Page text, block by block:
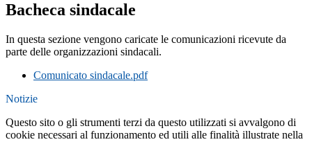
Bacheca sindacale
In questa sezione vengono caricate le comunicazioni ricevute da
parte delle organizzazioni sindacali.
Comunicato sindacale.pdf
Notizie
Questo sito o gli strumenti terzi da questo utilizzati si avvalgono di
cookie necessari al funzionamento ed utili alle finalità illustrate nella